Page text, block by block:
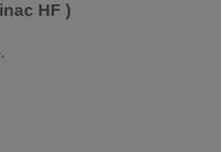
HF )